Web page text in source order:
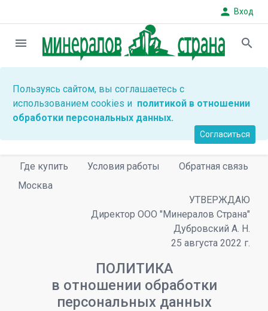
person Вход
menu search
Пользуясь сайтом, вы соглашаетесь с
использованием cookies и политикой в отношении
обработки персональных данных.
Согласиться
Где купить Условия работы
Обратная связь
Москва
УТВЕРЖДАЮ
Директор ООО "Минералов Страна"
Дубровский А. Н.
25 августа 2022 г.
ПОЛИТИКА
в отношении обработки
персональных данных